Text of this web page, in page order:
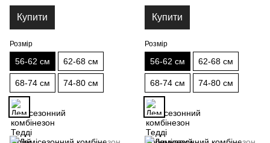
Купити
Розмір
56-62 см 62-68 см
68-74 см 74-80 см
Купити
Розмір
56-62 см 62-68 см
68-74 см 74-80 см